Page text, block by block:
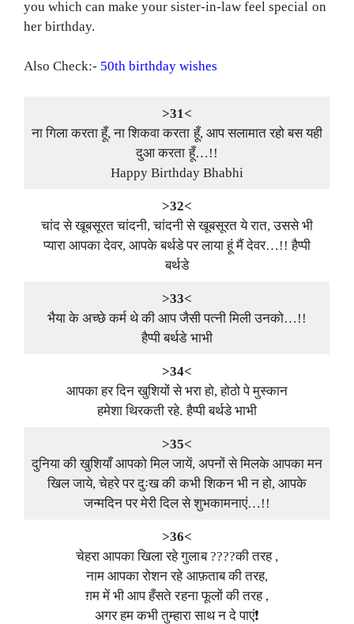
you which can make your sister-in-law feel special on
her birthday.
Also Check:- 50th birthday wishes
>31<
ना गिला करता हूँ, ना शिकवा करता हूँ, आप सलामात रहो बस यही
दुआ करता हूँ…!!
Happy Birthday Bhabhi
>32<
चांद से खूबसूरत चांदनी, चांदनी से खूबसूरत ये रात, उससे भी
प्यारा आपका देवर, आपके बर्थडे पर लाया हूं मैं देवर…!! हैप्पी
बर्थडे
>33<
भैया के अच्छे कर्म थे की आप जैसी पत्नी मिली उनको…!!
हैप्पी बर्थडे भाभी
>34<
आपका हर दिन खुशियों से भरा हो, होठो पे मुस्कान
हमेशा थिरकती रहे. हैप्पी बर्थडे भाभी
>35<
दुनिया की खुशियाँ आपको मिल जायें, अपनों से मिलके आपका मन
खिल जाये, चेहरे पर दुःख की कभी शिकन भी न हो, आपके
जन्मदिन पर मेरी दिल से शुभकामनाएं…!!
>36<
चेहरा आपका खिला रहे गुलाब ????की तरह ,
नाम आपका रोशन रहे आफ़ताब की तरह,
ग़म में भी आप हँसते रहना फूलों की तरह ,
अगर हम कभी तुम्हारा साथ न दे पाएं❗